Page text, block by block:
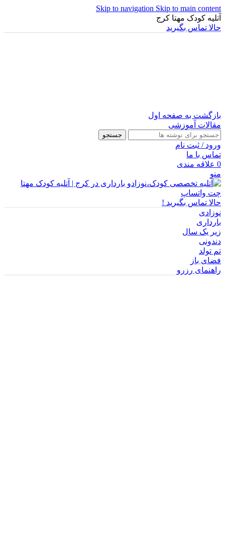
Skip to navigation Skip to main content
آتلیه کودک مهتا کرج
حالا تماس بگیرید
بازگشت به صفحه اول
مقالات آموزشی
جستجو
ورود / ثبت نام
تماس با ما
0 علاقه مندی
منو
چت واتساپ
حالا تماس بگیرید !
نوزادی
بارداری
زیر یک سال
دندونی
تم تولد
فضای باز
راهنمای رزرو